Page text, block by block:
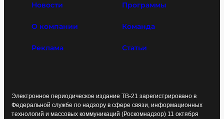
Новости Программы
О компании Команда
Реклама Статьи
Электронное периодическое издание ТВ-21 зарегистрировано в
Федеральной службе по надзору в сфере связи, информационных
технологий и массовых коммуникаций (Роскомнадзор) 11 октября